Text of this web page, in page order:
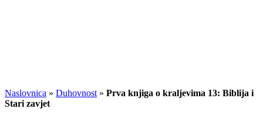
Naslovnica » Duhovnost » Prva knjiga o kraljevima 13: Biblija i
Stari zavjet